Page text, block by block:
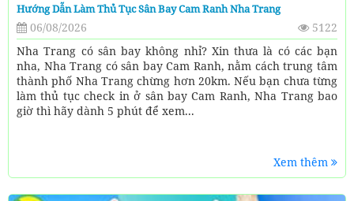
Hướng Dẫn Làm Thủ Tục Sân Bay Cam Ranh Nha Trang
06/08/2026
5122
Nha Trang có sân bay không nhỉ? Xin thưa là có các bạn
nha, Nha Trang có sân bay Cam Ranh, nằm cách trung tâm
thành phố Nha Trang chừng hơn 20km. Nếu bạn chưa từng
làm thủ tục check in ở sân bay Cam Ranh, Nha Trang bao
giờ thì hãy dành 5 phút để xem...
Xem thêm